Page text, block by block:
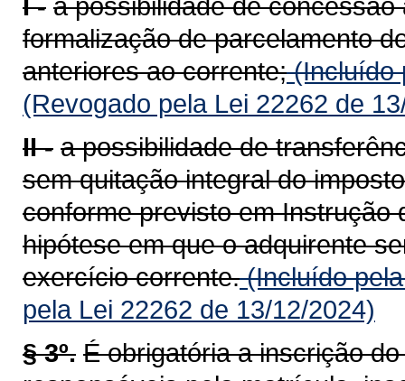
formalização de parcelamento
anteriores ao corrente;(Incluído
(Revogado pela Lei 22262 de
II - a possibilidade de
sem quitação integral do
conforme previsto em Instrução
hipótese em que o adquirente
exercício corrente.(Incluído
pela Lei 22262 de 13/12/2024)
§ 3º. É obrigatória a inscrição